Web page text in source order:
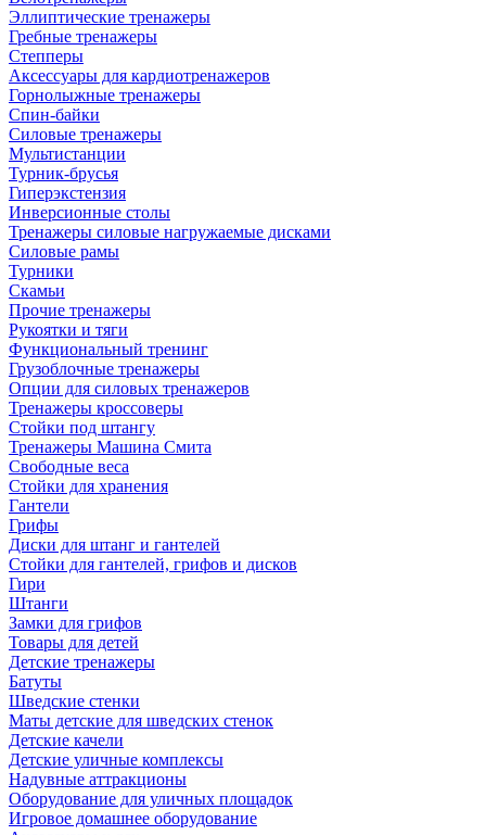
Эллиптические тренажеры
Гребные тренажеры
Степперы
Аксессуары для кардиотренажеров
Горнолыжные тренажеры
Спин-байки
Силовые тренажеры
Мультистанции
Турник-брусья
Гиперэкстензия
Инверсионные столы
Тренажеры силовые нагружаемые дисками
Силовые рамы
Турники
Скамьи
Прочие тренажеры
Рукоятки и тяги
Функциональный тренинг
Грузоблочные тренажеры
Опции для силовых тренажеров
Тренажеры кроссоверы
Стойки под штангу
Тренажеры Машина Смита
Свободные веса
Стойки для хранения
Гантели
Грифы
Диски для штанг и гантелей
Стойки для гантелей, грифов и дисков
Гири
Штанги
Замки для грифов
Товары для детей
Детские тренажеры
Батуты
Шведские стенки
Маты детские для шведских стенок
Детские качели
Детские уличные комплексы
Надувные аттракционы
Оборудование для уличных площадок
Игровое домашнее оборудование